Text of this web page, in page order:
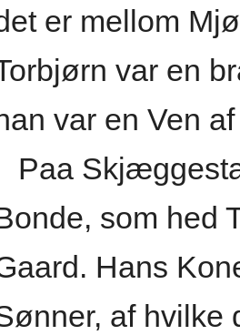
er mellom
var en
var en Ven
Paa
som hed
Hans
af hvilke